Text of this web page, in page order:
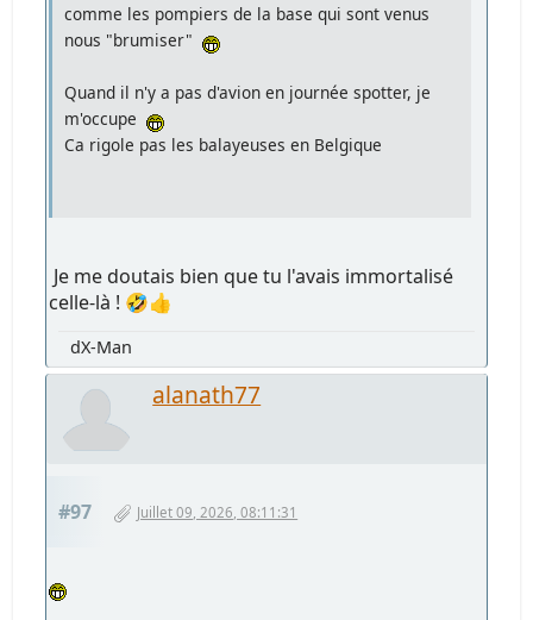
comme les pompiers de la base qui sont venus
nous "brumiser"
Quand il n'y a pas d'avion en journée spotter, je
m'occupe
Ca rigole pas les balayeuses en Belgique
Je me doutais bien que tu l'avais immortalisé
celle-là ! 🤣👍
dX-Man
alanath77
#97 Juillet 09, 2026, 08:11:31